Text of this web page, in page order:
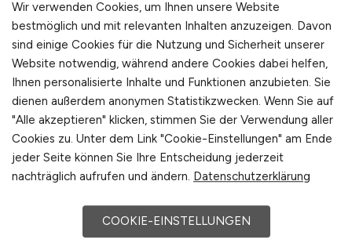
Wir verwenden Cookies, um Ihnen unsere Website
bestmöglich und mit relevanten Inhalten anzuzeigen. Davon
sind einige Cookies für die Nutzung und Sicherheit unserer
Website notwendig, während andere Cookies dabei helfen,
Ihnen personalisierte Inhalte und Funktionen anzubieten. Sie
dienen außerdem anonymen Statistikzwecken. Wenn Sie auf
"Alle akzeptieren" klicken, stimmen Sie der Verwendung aller
Cookies zu. Unter dem Link "Cookie-Einstellungen" am Ende
jeder Seite können Sie Ihre Entscheidung jederzeit
nachträglich aufrufen und ändern. Datenschutzerklärung
COOKIE-EINSTELLUNGEN